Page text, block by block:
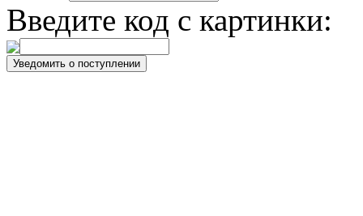
Введите код с картинки: